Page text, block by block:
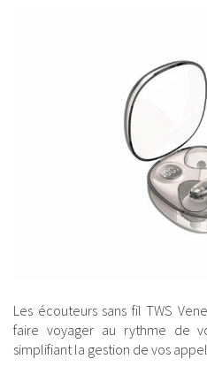
Les écouteurs sans fil TWS
faire voyager au rythme de
simplifiant la gestion de vos